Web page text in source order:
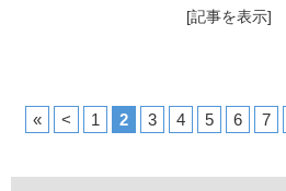
[記事を表示]
« < 1 2 3 4 5 6 7